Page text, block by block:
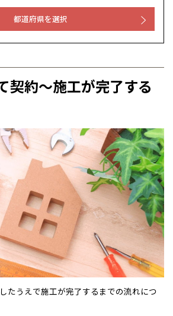
都道府県を選択
契約～施工が完了する
たうえで施工が完了するまでの流れにつ